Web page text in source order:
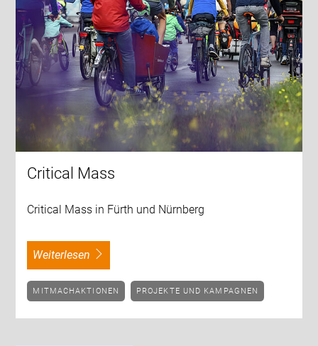
Critical Mass
Critical Mass in Fürth und Nürnberg
weiterlesen
MITMACHAKTIONEN PROJEKTE UND KAMPAGNEN